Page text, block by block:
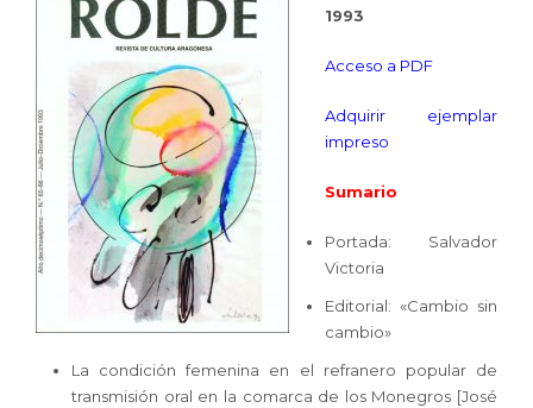
1993
Acceso a PDF
Adquirir ejemplar
impreso
Sumario
Portada: Salvador
Victoria
Editorial: «Cambio sin
cambio»
La condición femenina en el refranero popular de
transmisión oral en la comarca de los Monegros [José